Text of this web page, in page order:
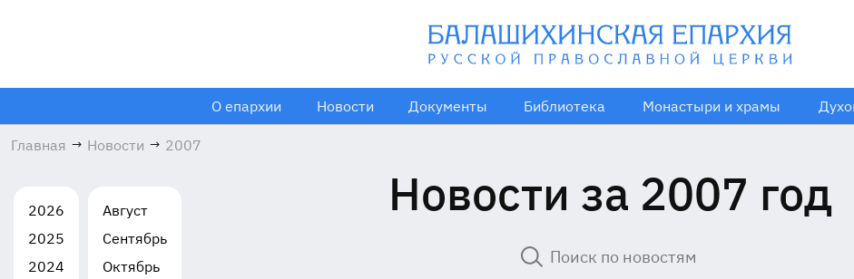
О епархии Новости Документы Библиотека Монастыри и храмы
Главная → Новости → 2007
2026
2025
2024
Август
Сентябрь
Октябрь
Новости за 2007 год